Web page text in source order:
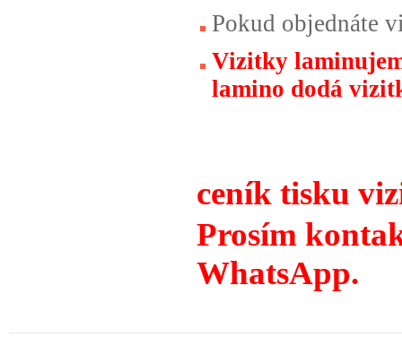
Pokud objednáte
Vizitky
lamino dodá
ceník tisku
Prosím
WhatsApp.